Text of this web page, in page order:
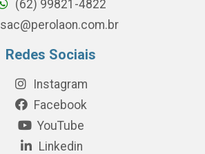
(62) 99821-4822
sac@perolaon.com.br
Redes Sociais
Instagram
Facebook
YouTube
Linkedin